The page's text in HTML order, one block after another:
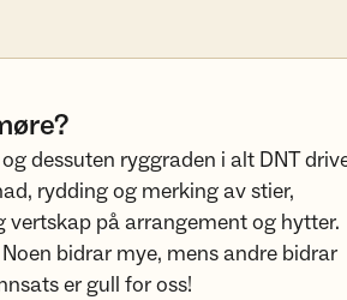
dessuten ryggraden i alt DNT
rydding og merking av stier,
vertskap på arrangement og hytter.
bidrar mye, mens andre bidrar
er gull for oss!